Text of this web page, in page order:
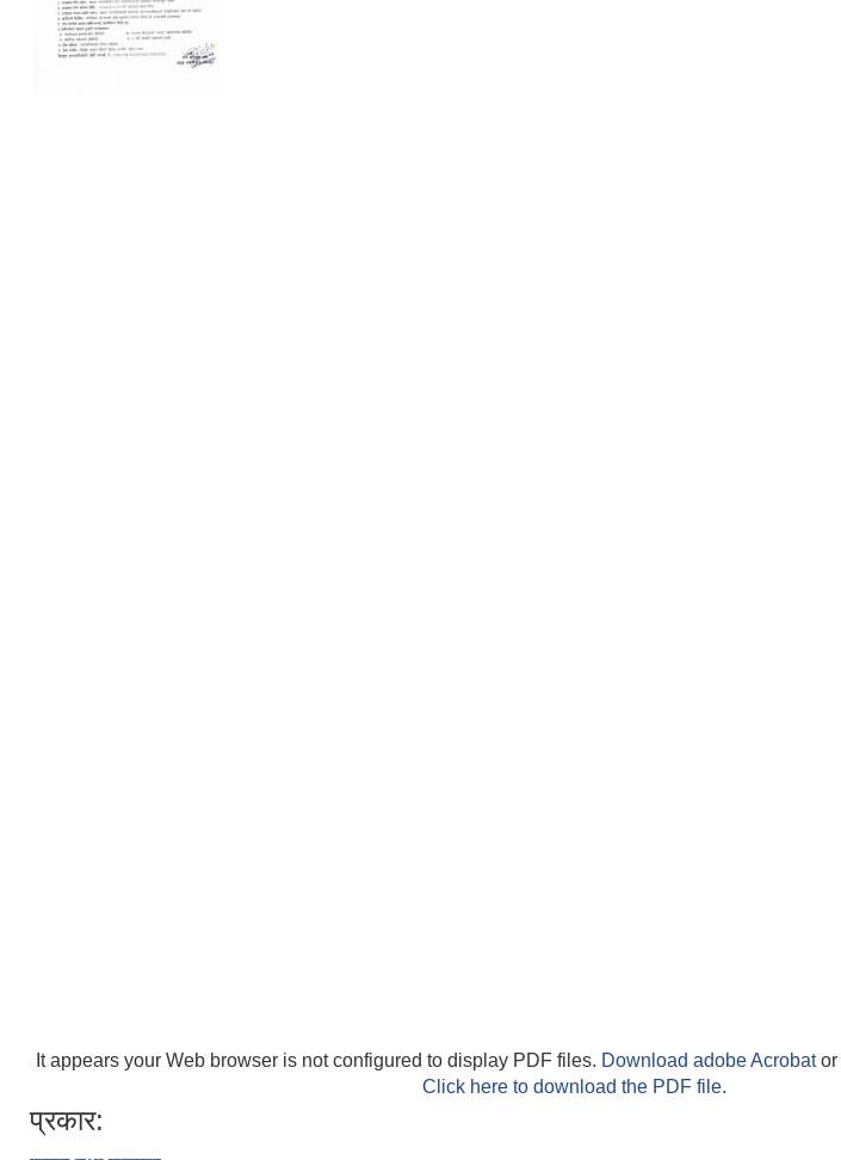
It appears your Web browser is not configured to display PDF files. Download adobe Acrobator
Click here to download the PDF file.
प्रकार: